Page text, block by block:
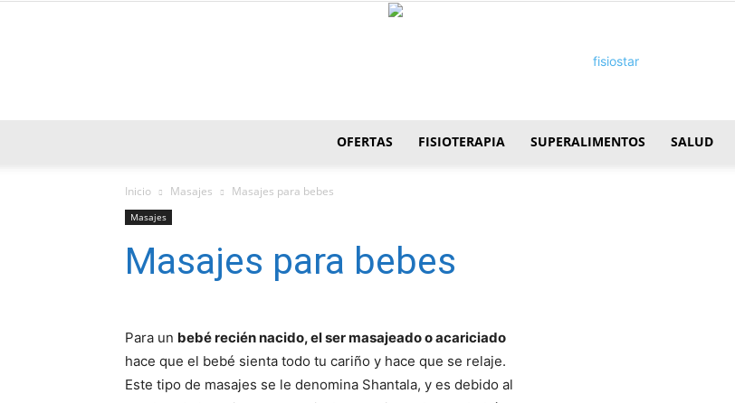
OFERTAS FISIOTERAPIA SUPERALIMENTOS SALUD
Inicio Masajes Masajes para bebes
Masajes
Masajes para bebes
Para un bebé recién nacido, el ser masajeado o acariciado
hace que el bebé sienta todo tu cariño y hace que se relaje.
Este tipo de masajes se le denomina Shantala, y es debido al